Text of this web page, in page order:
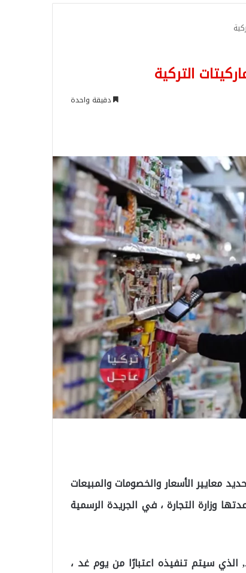
التركية
دقيقة واحدة
معايير الأسعار والخصومات والمبيعات
وزارة التجارة ، في الجريدة الرسمية
الذي سيتم تنفيذه اعتبارًا من يوم غد ،